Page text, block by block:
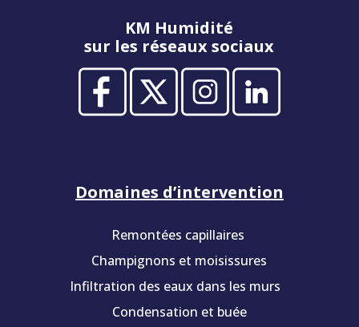
KM Humidité
sur les réseaux sociaux
Domaines d’intervention
Remontées capillaires
Champignons et moisissures
Infiltration des eaux dans les murs
Condensation et buée